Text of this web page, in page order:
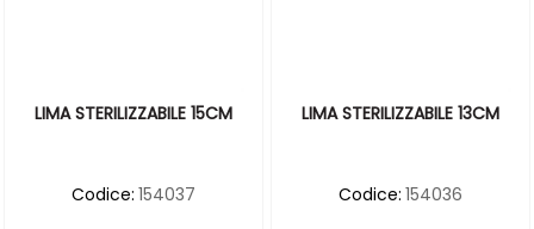
LIMA STERILIZZABILE 15CM
Codice: 154037
LIMA STERILIZZABILE 13CM
Codice: 154036